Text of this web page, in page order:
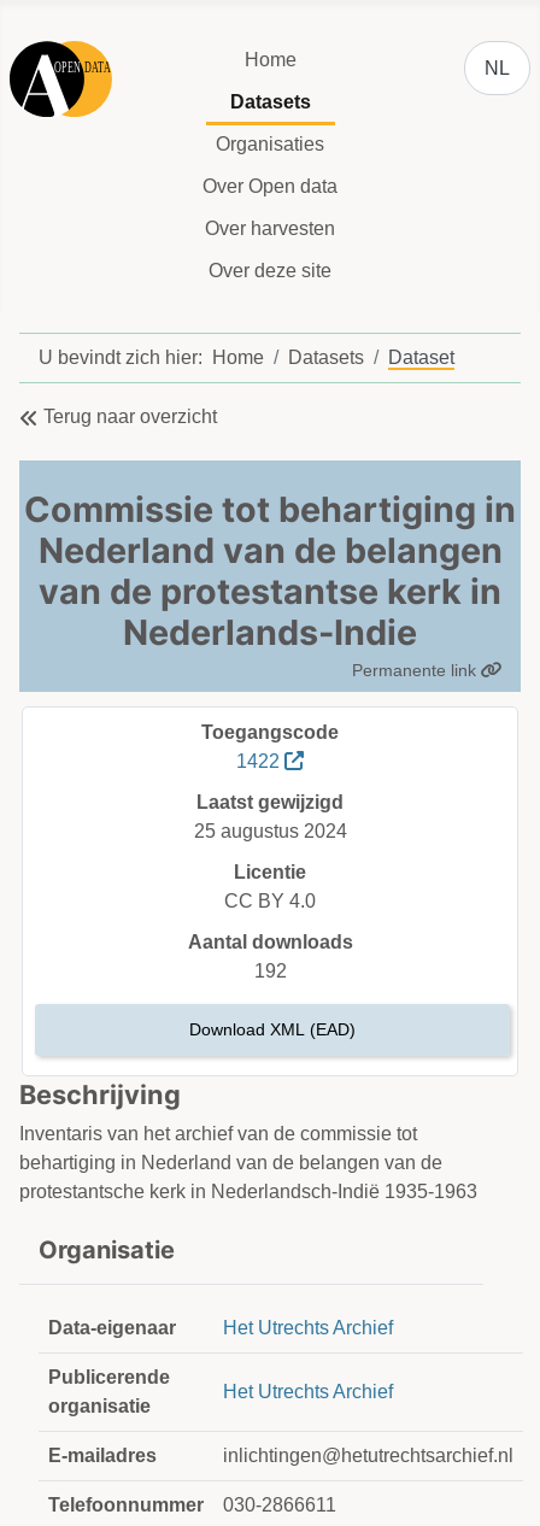
Home
Datasets
Organisaties
Over Open data
Over harvesten
Over deze site
NL
U bevindt zich hier: Home Datasets Dataset
Terug naar overzicht
Commissie tot behartiging in
Nederland van de belangen
van de protestantse kerk in
Nederlands-Indie
Permanente link
Beschrijving
Inventaris van het archief van de commissie tot
behartiging in Nederland van de belangen van de
protestantsche kerk in Nederlandsch-Indië 1935-1963
Organisatie
Data-eigenaar Het Utrechts Archief
Publicerende
organisatie
Het Utrechts Archief
E-mailadres inlichtingen@hetutrechtsarchief.nl
Telefoonnummer 030-2866611
Toegangscode
1422
Laatst gewijzigd
25 augustus 2024
Licentie
CC BY 4.0
Aantal downloads
192
Download XML (EAD)